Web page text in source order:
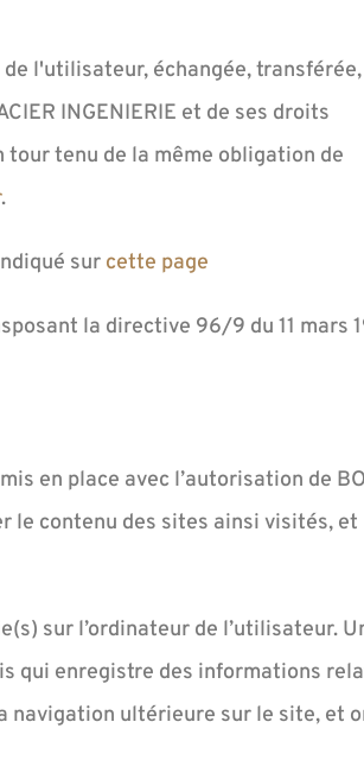
l'utilisateur, échangée,
INGENIERIE et de ses droits
tenu de la même obligation de
.
sur cette page
la directive 96/9 du 11 mars
en place avec l’autorisation de
le contenu des sites ainsi visités, et
sur l’ordinateur de l’utilisateur.
qui enregistre des informations
navigation ultérieure sur le site, et